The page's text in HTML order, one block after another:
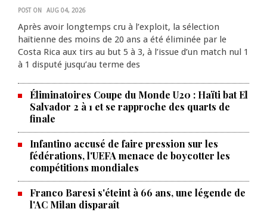
POST ON AUG 04, 2026
Après avoir longtemps cru à l’exploit, la sélection
haïtienne des moins de 20 ans a été éliminée par le
Costa Rica aux tirs au but 5 à 3, à l’issue d’un match nul 1
à 1 disputé jusqu’au terme des
Éliminatoires Coupe du Monde U20 : Haïti bat El
Salvador 2 à 1 et se rapproche des quarts de
finale
Infantino accusé de faire pression sur les
fédérations, l'UEFA menace de boycotter les
compétitions mondiales
Franco Baresi s'éteint à 66 ans, une légende de
l'AC Milan disparaît